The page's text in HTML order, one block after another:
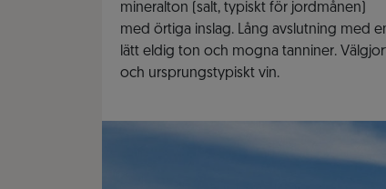
mineralton (salt, typiskt för jordmånen)
med örtiga inslag. Lång avslutning med
lätt eldig ton och mogna tanniner.
och ursprungstypiskt vin.